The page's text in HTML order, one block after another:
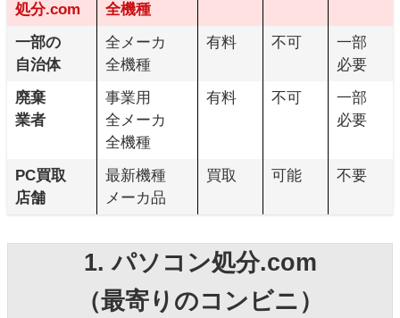
処分.com
全機種
一部の
自治体
全メーカ
全機種
有料 不可
一部
必要
廃棄
業者
事業用
全メーカ
全機種
有料 不可
一部
必要
PC買取
店舗
最新機種
メーカ品
買取 可能 不要
1. パソコン処分.com
（最寄りのコンビニ）